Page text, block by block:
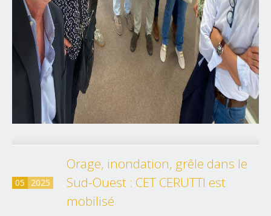
05 2025
Orage, inondation, grêle dans le
Sud-Ouest : CET CERUTTI est
mobilisé